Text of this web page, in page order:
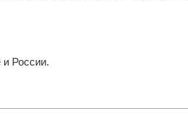
и России.